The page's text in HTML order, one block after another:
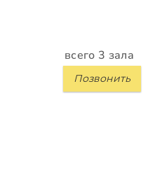
всего 3 зала
Позвонить